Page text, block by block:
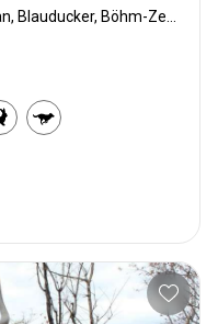
Livingstone Elenantilope, Pavian, Blauducker, Böhm-Zebra, Buschschwein, Chobi Buschbock, Kronenducker, Riedbock, Krokodil, Greisbock, Flusspferd, Kudu, Lichtenstein Antilope, Livingstone’s Suni, Nyala Antilope, Bleichböckchen, Stachelschwein, Rotducker, Südliche Impala, Tüpfelhyäne, Warzenschwein, Wasserbock